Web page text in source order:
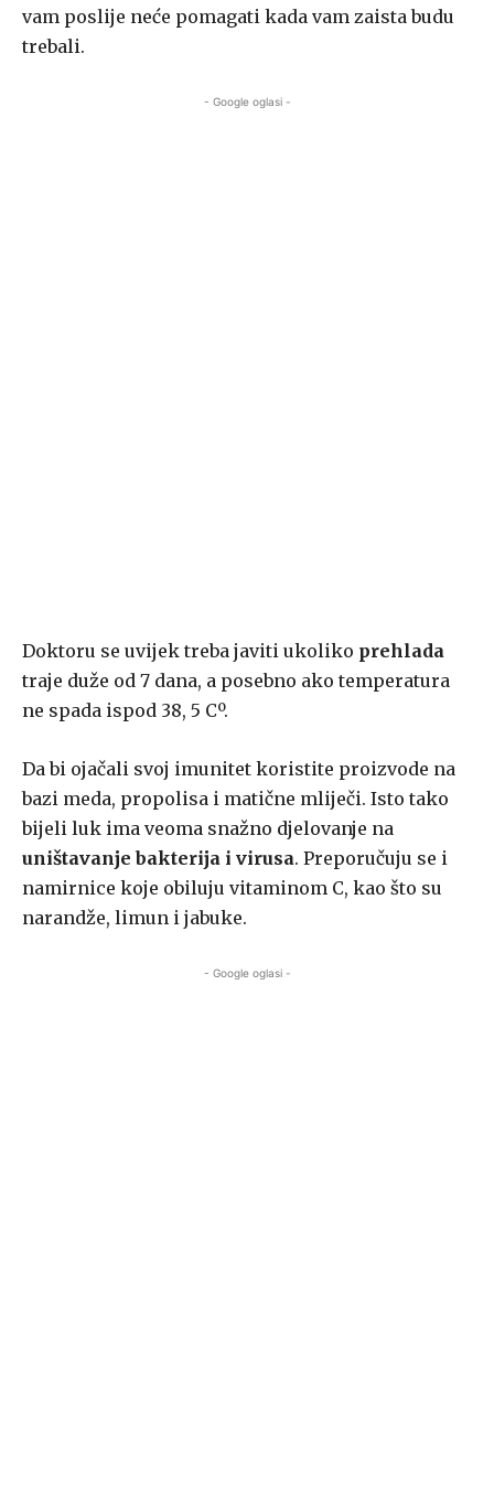
vam poslije neće pomagati kada vam zaista budu
trebali.
- Google oglasi -
Doktoru se uvijek treba javiti ukoliko prehlada
traje duže od 7 dana, a posebno ako temperatura
ne spada ispod 38, 5 Cº.
Da bi ojačali svoj imunitet koristite proizvode na
bazi meda, propolisa i matične mliječi. Isto tako
bijeli luk ima veoma snažno djelovanje na
uništavanje bakterija i virusa. Preporučuju se i
namirnice koje obiluju vitaminom C, kao što su
narandže, limun i jabuke.
- Google oglasi -